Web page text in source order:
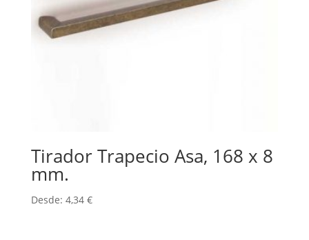
Tirador Trapecio Asa, 168 x 8
mm.
Desde: 4,34 €